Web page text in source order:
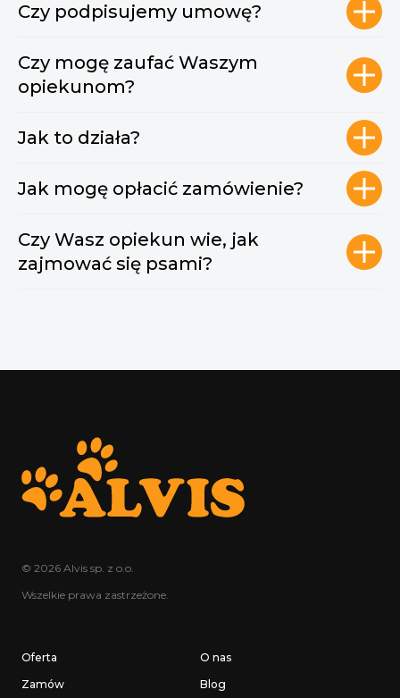
Czy podpisujemy umowę?
Czy mogę zaufać Waszym
opiekunom?
Jak to działa?
Jak mogę opłacić zamówienie?
Czy Wasz opiekun wie, jak
zajmować się psami?
© 2026 Alvis sp. z o.o.
Wszelkie prawa zastrzeżone.
Oferta
Zamów
O nas
Blog